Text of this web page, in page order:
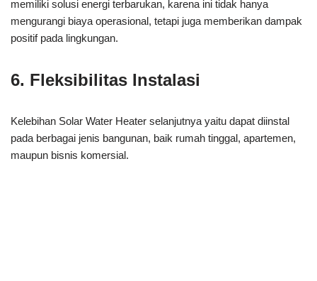
memiliki solusi energi terbarukan, karena ini tidak hanya
mengurangi biaya operasional, tetapi juga memberikan dampak
positif pada lingkungan.
6. Fleksibilitas Instalasi
Kelebihan Solar Water Heater selanjutnya yaitu dapat diinstal
pada berbagai jenis bangunan, baik rumah tinggal, apartemen,
maupun bisnis komersial.